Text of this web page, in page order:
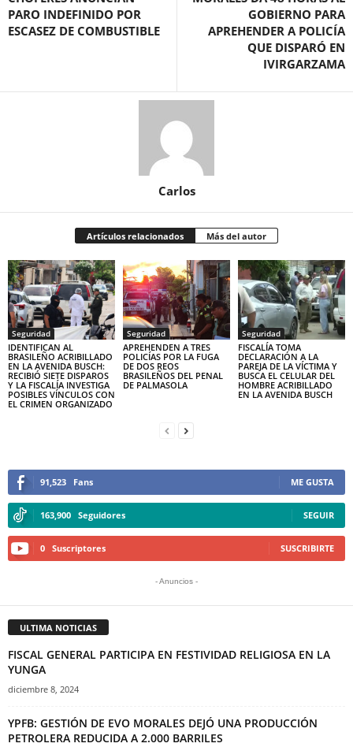
PARO INDEFINIDO POR
ESCASEZ DE COMBUSTIBLE
GOBIERNO PARA
APREHENDER A POLICÍA
QUE DISPARÓ EN
IVIRGARZAMA
Carlos
Artículos relacionados Más del autor
Seguridad
IDENTIFICAN AL
BRASILEÑO ACRIBILLADO
EN LA AVENIDA BUSCH:
RECIBIÓ SIETE DISPAROS
Y LA FISCALÍA INVESTIGA
POSIBLES VÍNCULOS CON
EL CRIMEN ORGANIZADO
Seguridad
APREHENDEN A TRES
POLICÍAS POR LA FUGA
DE DOS REOS
BRASILEÑOS DEL PENAL
DE PALMASOLA
Seguridad
FISCALÍA TOMA
DECLARACIÓN A LA
PAREJA DE LA VÍCTIMA Y
BUSCA EL CELULAR DEL
HOMBRE ACRIBILLADO
EN LA AVENIDA BUSCH
91,523 Fans ME GUSTA
163,900 Seguidores SEGUIR
0 Suscriptores SUSCRIBIRTE
- Anuncios -
ULTIMA NOTICIAS
FISCAL GENERAL PARTICIPA EN FESTIVIDAD RELIGIOSA EN LA
YUNGA
diciembre 8, 2024
YPFB: GESTIÓN DE EVO MORALES DEJÓ UNA PRODUCCIÓN
PETROLERA REDUCIDA A 2.000 BARRILES